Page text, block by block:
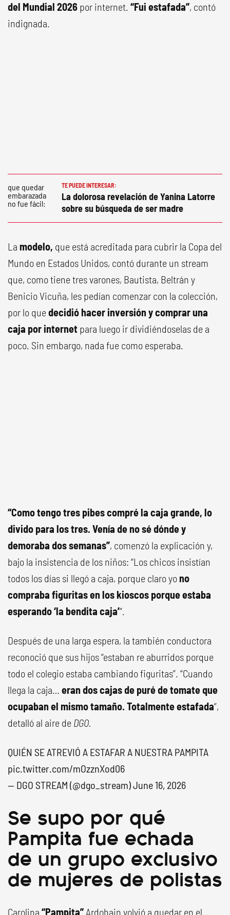
del Mundial 2026 por internet. “Fui estafada”, contó
indignada.
TE PUEDE INTERESAR:
La dolorosa revelación de Yanina Latorre
sobre su búsqueda de ser madre
La modelo, que está acreditada para cubrir la Copa del
Mundo en Estados Unidos, contó durante un stream
que, como tiene tres varones, Bautista, Beltrán y
Benicio Vicuña, les pedían comenzar con la colección,
por lo quedecidió hacer inversión y comprar una
caja por internet para luego ir dividiéndoselas de a
poco. Sin embargo, nada fue como esperaba.
“Como tengo tres pibes compré la caja grande, lo
divido para los tres. Venía de no sé dónde y
demoraba dos semanas”, comenzó la explicación y,
bajo la insistencia de los niños: “Los chicos insistían
todos los días si llegó a caja, porque claro yo no
compraba figuritas en los kioscos porque estaba
esperando ‘la bendita caja’”.
Después de una larga espera, la también conductora
reconoció que sus hijos “estaban re aburridos porque
todo el colegio estaba cambiando figuritas”. “Cuando
llega la caja… eran dos cajas de puré de tomate que
ocupaban el mismo tamaño. Totalmente estafada”,
detalló al aire de DGO.
QUIÉN SE ATREVIÓ A ESTAFAR A NUESTRA PAMPITA
pic.twitter.com/mOzznXod06
— DGO STREAM (@dgo_stream)June 16, 2026
Se supo por qué
Pampita fue echada
de un grupo exclusivo
de mujeres de polistas
Carolina “Pampita” Ardohain volvió a quedar en el